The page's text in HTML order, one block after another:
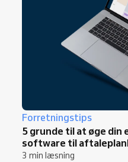
Forretningstips
5 grunde til at øge
software til
3 min læsning